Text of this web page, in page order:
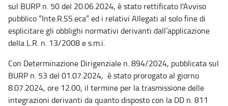
sul BURP n. 50 del 20.06.2024, è stato rettificato l'Avviso
pubblico “Inte.R.SS.eca” ed i relativi Allegati al solo fine di
esplicitare gli obblighi normativi derivanti dall’applicazione
della L.R. n. 13/2008 e s.m.i.
Con Determinazione Dirigenziale n. 894/2024, pubblicata sul
BURP n. 53 del 01.07.2024, è stato prorogato al giorno
8.07.2024, ore 12.00, il termine per la trasmissione delle
integrazioni derivanti da quanto disposto con la DD n. 811